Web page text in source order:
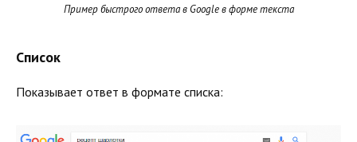
Пример быстрого ответа в Google в форме текста
Список
Показывает ответ в формате списка: